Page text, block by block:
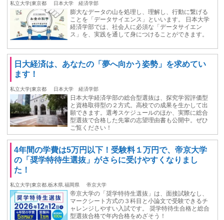
私立大学|東京都 日本大学 経済学部
膨大なデータの山を処理し、理解し、行動に繋げる
ことを「データサイエンス」といいます。 日本大学
経済学部では、社会人に必須な「データサイエン
ス」を、実践を通して身につけることができます。
日大経済は、あなたの「夢へ向かう姿勢」を求めてい
ます！
私立大学|東京都 日本大学 経済学部
日本大学経済学部の総合型選抜は、探究学習評価型
と資格取得型の２方式。高校での成果を生かして出
願できます。選考スケジュールのほか、実際に総合
型選抜で合格した先輩の志望理由書も公開中。ぜひ
ご覧ください！
4年間の学費は5万円以下！受験料１万円で、帝京大学
の「奨学特待生選抜」がさらに受けやすくなりまし
た！
私立大学|東京都,栃木県,福岡県 帝京大学
帝京大学の「奨学特待生選抜」は、面接試験なし、
マークシート方式の３科目と小論文で受験できるチ
ャレンジしやすい入試です。 奨学特待生合格と総合
型選抜合格で年内合格をめざそう！